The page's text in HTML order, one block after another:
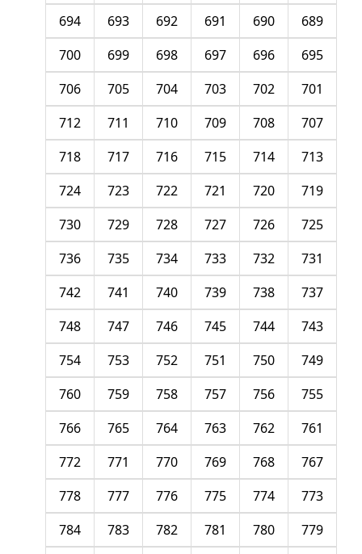
689
690
691
692
693
694
695
696
697
698
699
700
701
702
703
704
705
706
707
708
709
710
711
712
713
714
715
716
717
718
719
720
721
722
723
724
725
726
727
728
729
730
731
732
733
734
735
736
737
738
739
740
741
742
743
744
745
746
747
748
749
750
751
752
753
754
755
756
757
758
759
760
761
762
763
764
765
766
767
768
769
770
771
772
773
774
775
776
777
778
779
780
781
782
783
784